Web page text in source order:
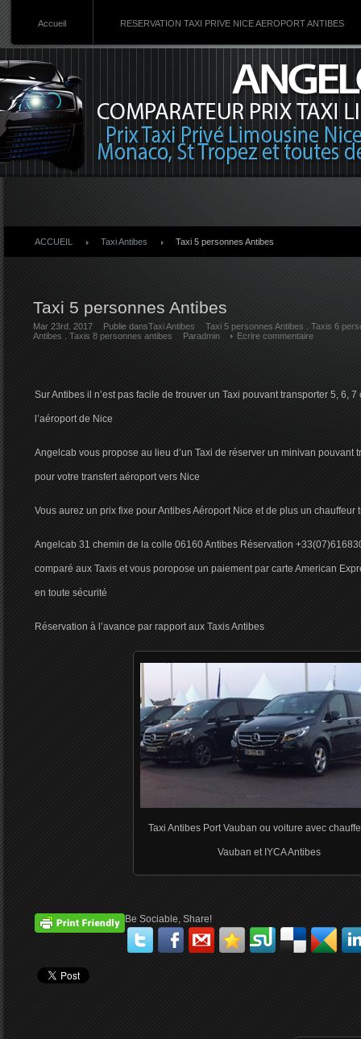
Accueil RESERVATION TAXI PRIVE NICE AEROPORT ANTIBES
ACCUEIL Taxi Antibes Taxi 5 personnes Antibes
Taxi 5 personnes Antibes
Mar 23rd. 2017 Publie dansTaxi Antibes Taxi 5 personnes Antibes
Taxis 6
Antibes
Taxis 8 personnes antibes Paradmin Ecrire commentaire
Sur Antibes il n’est pas facile de trouver un Taxi pouvant transporter 5, 6,
l’aéroport de Nice
Angelcab vous propose au lieu d’un Taxi de réserver un minivan pouvant
pour votre transfert aéroport vers Nice
Vous aurez un prix fixe pour Antibes Aéroport Nice et de plus un
Angelcab 31 chemin de la colle 06160 Antibes Réservation
comparé aux Taxis et vous poropose un paiement par carte American
en toute sécurité
Réservation à l’avance par rapport aux Taxis Antibes
Taxi Antibes Port Vauban ou voiture avec
Vauban et IYCA Antibes
Be Sociable, Share!